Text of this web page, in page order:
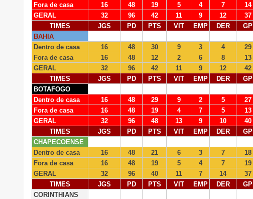
Fora de casa
16 48 19 5 4 7 14
GERAL
32 96 42 11 9 12 37
TIMES
JGS PD PTS VIT EMP DER GP
BAHIA
Dentro de casa
16 48 30 9 3 4 29
Fora de casa
16 48 12 2 6 8 13
GERAL
32 96 42 11 9 12 42
TIMES
JGS PD PTS VIT EMP DER GP
BOTAFOGO
Dentro de casa
16 48 29 9 2 5 27
Fora de casa
16 48 19 4 7 5 13
GERAL
32 96 48 13 9 10 40
TIMES
JGS PD PTS VIT EMP DER GP
CHAPECOENSE
Dentro de casa
16 48 21 6 3 7 18
Fora de casa
16 48 19 5 4 7 19
GERAL
32 96 40 11 7 14 37
TIMES
JGS PD PTS VIT EMP DER GP
CORINTHIANS